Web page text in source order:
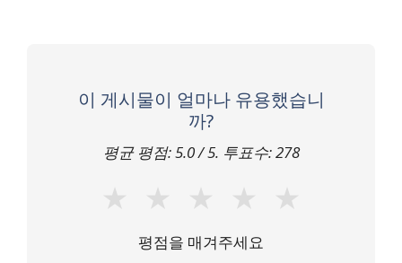
이 게시물이 얼마나 유용했습니
까?
평균 평점:5.0/ 5. 투표수:278
★ ★ ★ ★ ★
평점을 매겨주세요